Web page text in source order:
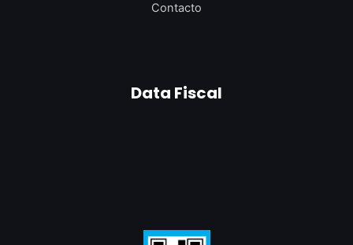
Contacto
Data Fiscal